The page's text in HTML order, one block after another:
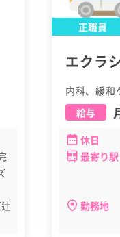
正職員
エクラ
内科、緩和
給与
休日
最寄り駅
勤務地